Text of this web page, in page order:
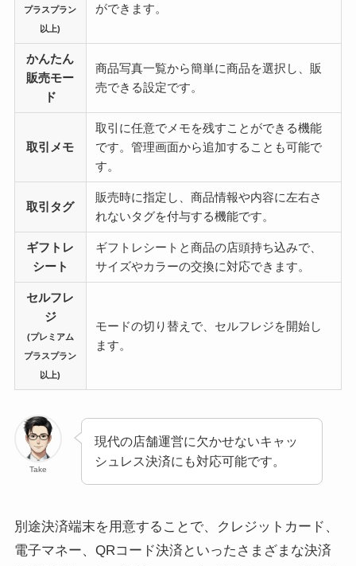
プラスプラン
以上)
ができます。
かんたん
販売モー
ド
商品写真一覧から簡単に商品を選択し、販
売できる設定です。
取引メモ
取引に任意でメモを残すことができる機能
です。管理画面から追加することも可能で
す。
取引タグ
販売時に指定し、商品情報や内容に左右さ
れないタグを付与する機能です。
ギフトレ
シート
ギフトレシートと商品の店頭持ち込みで、
サイズやカラーの交換に対応できます。
セルフレ
ジ
(プレミアム
プラスプラン
以上)
モードの切り替えで、セルフレジを開始し
ます。
Take
現代の店舗運営に欠かせないキャッ
シュレス決済にも対応可能です。
別途決済端末を用意することで、クレジットカード、
電子マネー、QRコード決済といったさまざまな決済